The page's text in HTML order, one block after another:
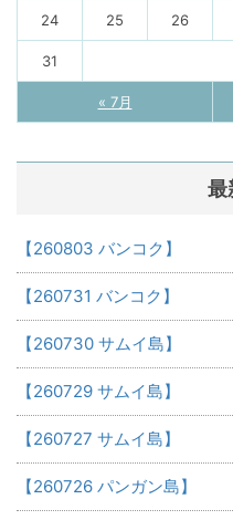
« 7月
24 25 26
31
最
【260803 バンコク】
【260731 バンコク】
【260730 サムイ島】
【260729 サムイ島】
【260727 サムイ島】
【260726 パンガン島】